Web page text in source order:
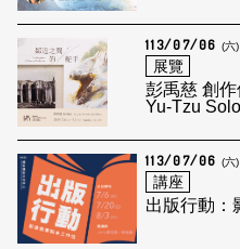
113/07/06 (六)
展覽
彭禹慈 創
Yu-Tzu
113/07/06 (六)
講座
出版行動：